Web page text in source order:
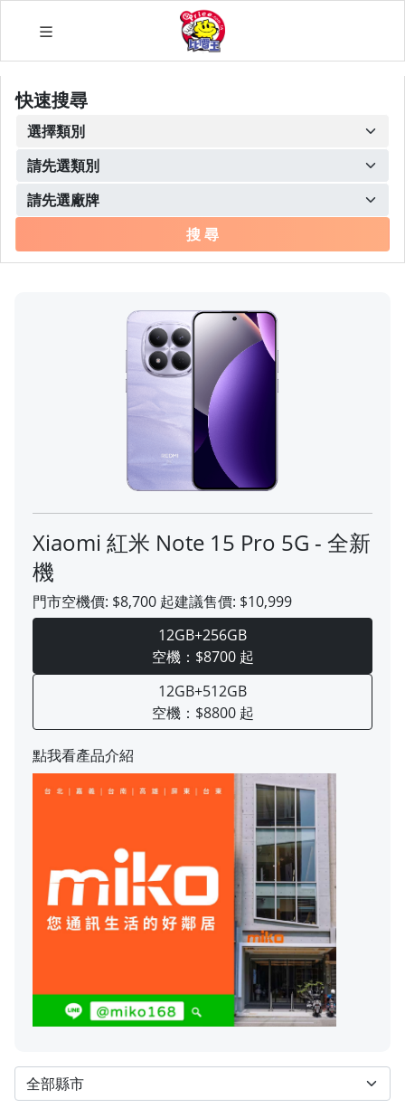
快速搜尋
搜 尋
Xiaomi 紅米 Note 15 Pro 5G - 全新
機
門市空機價: $8,700 起建議售價: $10,999
12GB+256GB
空機：$8700 起
12GB+512GB
空機：$8800 起
點我看產品介紹